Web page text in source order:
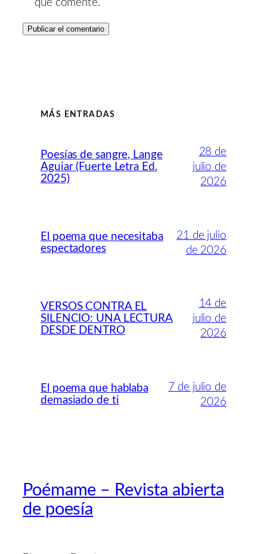
que comente.
MÁS ENTRADAS
Poesías de sangre, Lange
Aguiar (Fuerte Letra Ed.
2025)
28 de
julio de
2026
El poema que necesitaba
espectadores
21 de julio
de 2026
VERSOS CONTRA EL
SILENCIO: UNA LECTURA
DESDE DENTRO
14 de
julio de
2026
El poema que hablaba
demasiado de ti
7 de julio de
2026
Poémame – Revista abierta
de poesía